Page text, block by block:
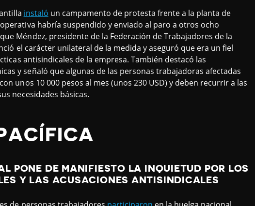
instaló un campamento de protesta frente a la planta de
habría suspendido y enviado al paro a otros ocho
Méndez, presidente de la Federación de Trabajadores de la
el carácter unilateral de la medida y aseguró que era un fiel
antisindicales de la empresa. También destacó las
y señaló que algunas de las personas trabajadoras afectadas
unos 10 000 pesos al mes (unos 230 USD) y deben recurrir a las
necesidades básicas.
PONE DE MANIFIESTO LA INQUIETUD POR LOS
Y LAS ACUSACIONES ANTISINDICALES